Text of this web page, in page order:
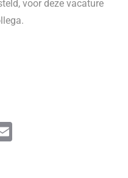
voor deze vacature